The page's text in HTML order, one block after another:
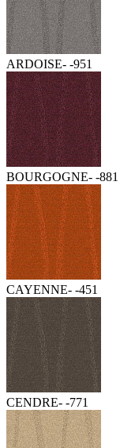
ARDOISE- -951
BOURGOGNE- -881
CAYENNE- -451
CENDRE- -771